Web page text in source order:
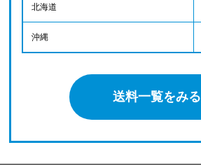
北海道
沖縄
送料一覧をみる